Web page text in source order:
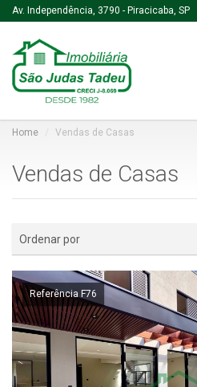
Av. Independência, 3790 - Piracicaba, SP
Home Vendas de Casas
Vendas de Casas
Ordenar por
Referência F76